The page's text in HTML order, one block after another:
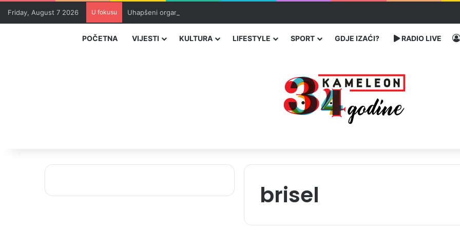
Friday, August 7 2026 U fokusu Uhapšeni organizatori krijumčarenja migranata preko BiH i Balkana
POČETNA VIJESTI KULTURA LIFESTYLE SPORT GDJE IZAĆI? RADIO LIVE
brisel